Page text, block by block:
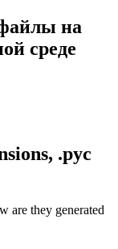
на
среде
.pyc
are they generated